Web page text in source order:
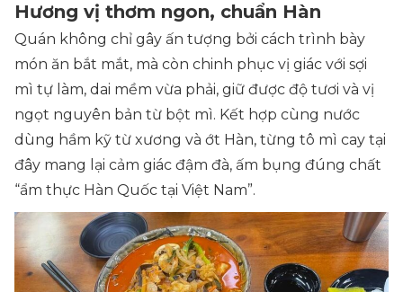
Hương vị thơm ngon, chuẩn Hàn
Quán không chỉ gây ấn tượng bởi cách trình bày
món ăn bắt mắt, mà còn chinh phục vị giác với sợi
mì tự làm, dai mềm vừa phải, giữ được độ tươi và vị
ngọt nguyên bản từ bột mì. Kết hợp cùng nước
dùng hầm kỹ từ xương và ớt Hàn, từng tô mì cay tại
đây mang lại cảm giác đậm đà, ấm bụng đúng chất
“ẩm thực Hàn Quốc tại Việt Nam”.